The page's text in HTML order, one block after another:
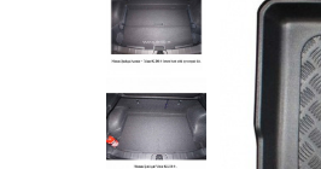
Plase portbagaj
Tavite portbagaj auto
Pachete Audio
Accesorii Sisteme Audio